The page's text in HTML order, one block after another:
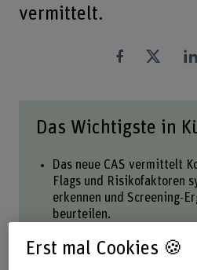
vermittelt.
Das Wichtigste in
Das neue CAS vermittelt
Flags und Risikofaktoren
erkennen und Screening-
beurteilen.
Entscheidungsfindung zu
Erst mal Cookies 🍪